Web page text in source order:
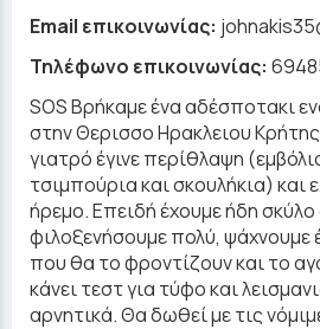
Email επικοινωνίας:
Τηλέφωνο επικοινωνίας:
SOS Βρήκαμε ένα αδέσποτακι
στην Θερισσο Ηρακλειου
γιατρό έγινε περίθλαψη
τσιμπούρια και σκουλήκια) και
ήρεμο. Επειδή έχουμε ήδη
φιλοξενήσουμε πολύ, ψάχνουμε
που θα το φροντίζουν και το
κάνει τεστ για τύφο και
αρνητικά. Θα δωθεί με τις